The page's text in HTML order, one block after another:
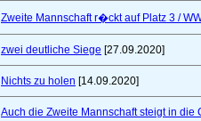
Zweite Mannschaft r�ckt auf Platz 3 /
zwei deutliche Siege [27.09.2020]
Nichts zu holen [14.09.2020]
Auch die Zweite Mannschaft steigt in die